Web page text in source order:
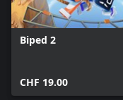
Biped 2
CHF 19.00